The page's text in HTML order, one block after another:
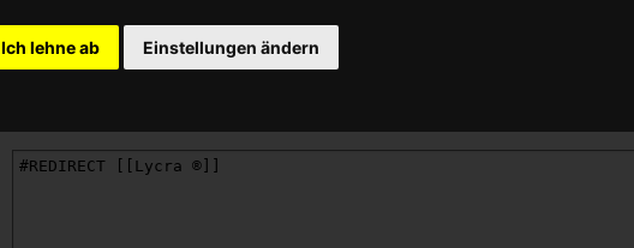
Ich lehne ab Einstellungen ändern
Diese Aktion ist auf Benutzer beschränkt, die der Gruppe „